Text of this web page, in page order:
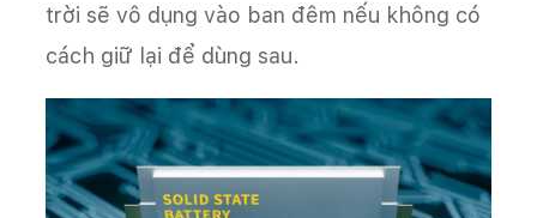
trời sẽ vô dụng vào ban đêm nếu không có
cách giữ lại để dùng sau.